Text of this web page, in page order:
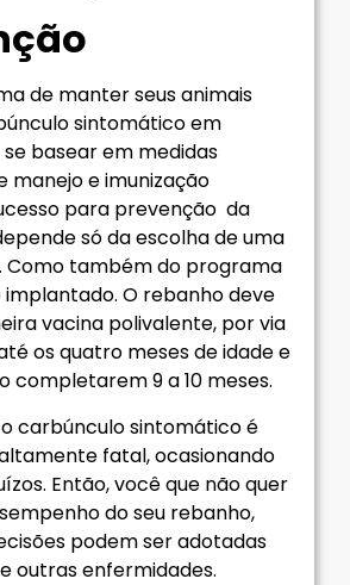
de manter seus animais
sintomático em
basear em medidas
manejo e imunização
para prevenção da
só da escolha de uma
Como também do programa
O rebanho deve
vacina polivalente, por via
os quatro meses de idade e
completarem 9 a 10 meses.
carbúnculo sintomático é
fatal, ocasionando
Então, você que não quer
do seu rebanho,
podem ser adotadas
outras enfermidades.